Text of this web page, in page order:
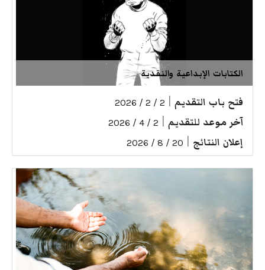
الكتابات الإبداعية والنقدية
فتح باب التقديم 2 / 2 / 2026
آخر موعد للتقديم 2 / 4 / 2026
إعلان النتائج 20 / 8 / 2026